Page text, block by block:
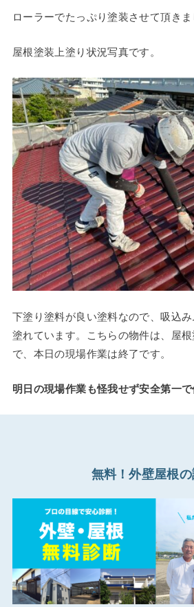
ローラーでたっぷり塗装させて頂きま
屋根塗装上塗り状況写真です。
下塗り塗料が良い塗料なので、吸込
塗れています。こちらの物件は、屋
で、本日の現場作業は終了です。
明日の現場作業も怪我せず安全第一で
無料！外壁屋根